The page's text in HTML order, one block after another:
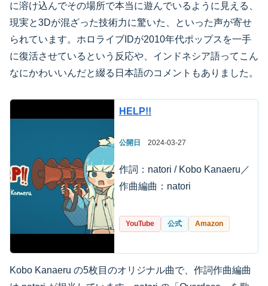
に溶け込んでその場所で本当に遊んでいるように見える、
現実と3Dが混ざった技術力に驚いた、といった声が寄せ
られています。ホロライブIDが2010年代ポップスを一手
に復活させているという反応や、インドネシア語ってこん
なにかわいいんだと綴る日本語のコメントもありました。
HELP!!
公開日 2024-03-27
作詞：natori / Kobo Kanaeru／
作曲編曲：natori
YouTube 公式 Amazon
Kobo Kanaeru の5枚目のオリジナル曲で、作詞作曲編曲